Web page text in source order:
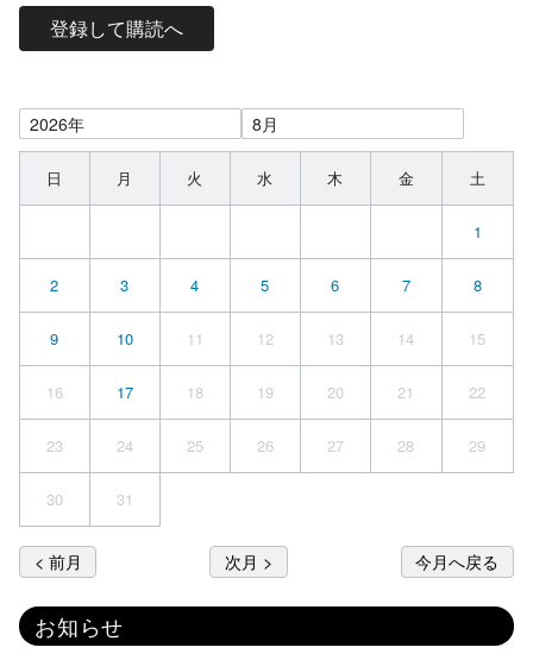
登録して購読へ
日 月 火 水 木 金 土
1
2 3 4 5 6 7 8
9 10 11 12 13 14 15
16 17 18 19 20 21 22
23 24 25 26 27 28 29
30 31
< 前月 次月 > 今月へ戻る
お知らせ